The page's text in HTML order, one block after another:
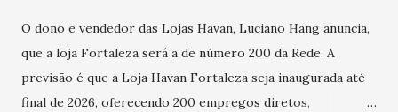
O dono e vendedor das Lojas Havan, Luciano Hang anuncia,
que a loja Fortaleza será a de número 200 da Rede. A
previsão é que a Loja Havan Fortaleza seja inaugurada até
final de 2026, oferecendo 200 empregos diretos,